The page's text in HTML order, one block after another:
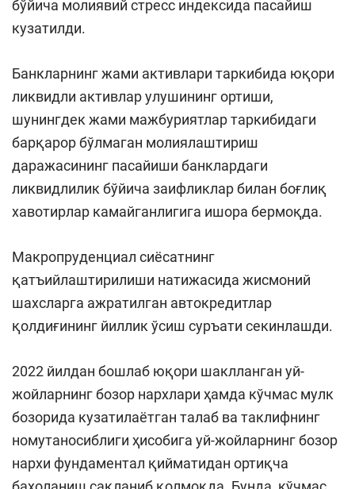
бўйича молиявий стресс индексида пасайиш
кузатилди.
Банкларнинг жами активлари таркибида юқори
ликвидли активлар улушининг ортиши,
шунингдек жами мажбуриятлар таркибидаги
барқарор бўлмаган молиялаштириш
даражасининг пасайиши банклардаги
ликвидлилик бўйича заифликлар билан боғлиқ
хавотирлар камайганлигига ишора бермоқда.
Макропруденциал сиёсатнинг
қатъийлаштирилиши натижасида жисмоний
шахсларга ажратилган автокредитлар
қолдиғининг йиллик ўсиш суръати секинлашди.
2022 йилдан бошлаб юқори шаклланган уй-
жойларнинг бозор нархлари ҳамда кўчмас мулк
бозорида кузатилаётган талаб ва таклифнинг
номутаносиблиги ҳисобига уй-жойларнинг бозор
нархи фундаментал қийматидан ортиқча